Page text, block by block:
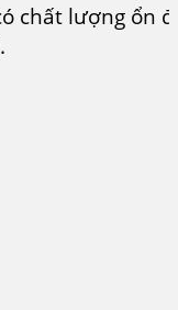
chất lượng ổn